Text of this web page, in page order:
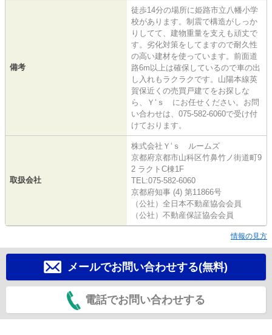
備考
徒歩14分の場所に姫路市立八幡小学
校があります。制震で構造がしっか
りしてて、建物重量を支えも頑丈で
す。劣化対策をしてますので耐久性
の高い建材を使っています。前面道
路6m以上は確保しているので車の出
し入れもラクラクです。山陽本線英
賀保近くの売買戸建てをお探しな
ら、Ｙ‘ｓ にお任せください。お問
い合わせは、075-582-6060で受け付
けております。
取扱会社
株式会社Ｙ‘ｓ ルームズ
京都府京都市山科区竹鼻竹ノ街道町9
2 ラクトC棟1F
TEL:075-582-6060
京都府知事 (4) 第11866号
（公社）全日本不動産協会会員
（公社）不動産保証協会会員
情報の見方
メールでお問い合わせする(無料)
電話でお問い合わせする